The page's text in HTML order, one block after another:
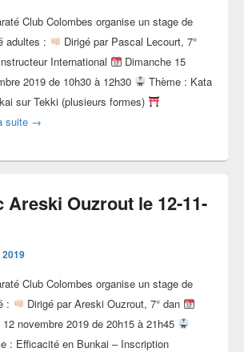
Club Colombes organise un stage de
adultes :
Dirigé par Pascal Lecourt, 7°
International
Dimanche 15
2019 de 10h30 à 12h30
Thème : Kata
sur Tekki (plusieurs formes)
suite Stage avec Pascal Lecourt le 15-12-2019
→
Areski Ouzrout le 12-11-
Club Colombes organise un stage de
:
Dirigé par Areski Ouzrout, 7° dan
12 novembre 2019 de 20h15 à 21h45
: Efficacité en Bunkai – Inscription